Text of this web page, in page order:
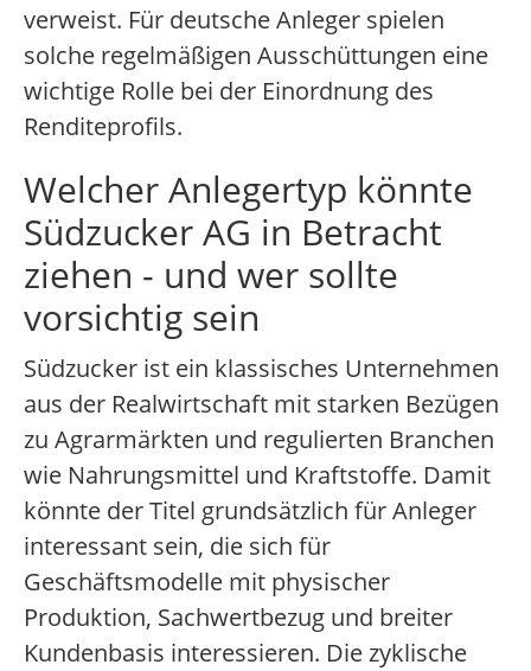
verweist. Für deutsche Anleger spielen
solche regelmäßigen Ausschüttungen eine
wichtige Rolle bei der Einordnung des
Renditeprofils.
Welcher Anlegertyp könnte
Südzucker AG in Betracht
ziehen - und wer sollte
vorsichtig sein
Südzucker ist ein klassisches Unternehmen
aus der Realwirtschaft mit starken Bezügen
zu Agrarmärkten und regulierten Branchen
wie Nahrungsmittel und Kraftstoffe. Damit
könnte der Titel grundsätzlich für Anleger
interessant sein, die sich für
Geschäftsmodelle mit physischer
Produktion, Sachwertbezug und breiter
Kundenbasis interessieren. Die zyklische